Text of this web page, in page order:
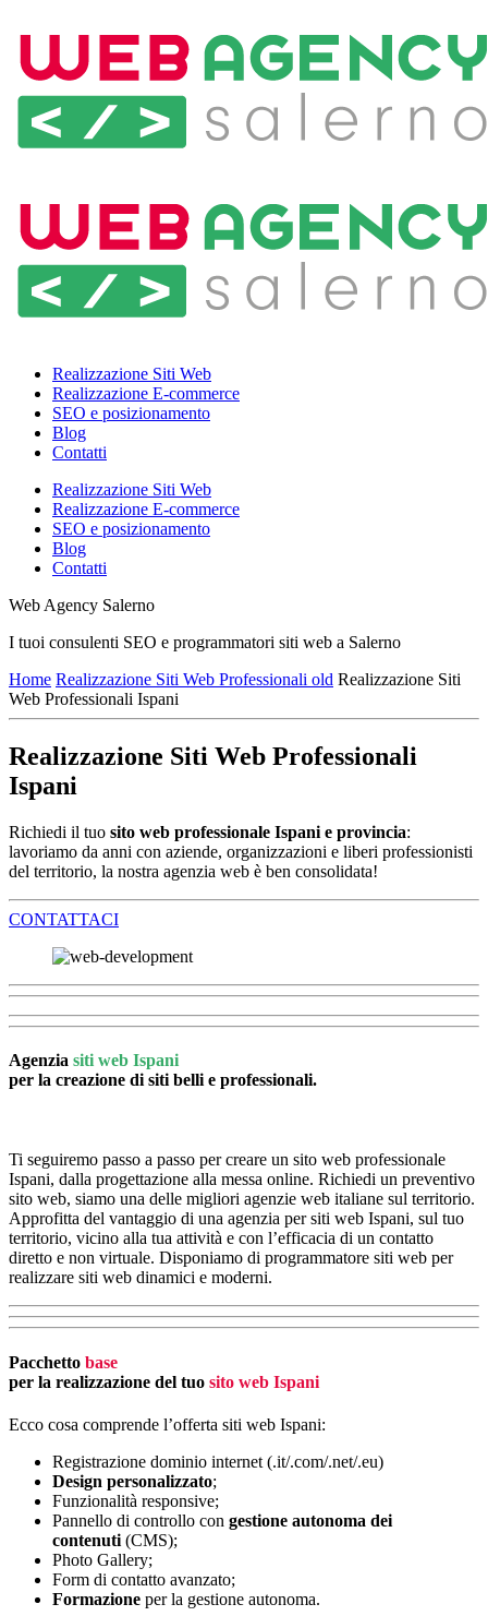
Realizzazione Siti Web
Realizzazione E-commerce
SEO e posizionamento
Blog
Contatti
Realizzazione Siti Web
Realizzazione E-commerce
SEO e posizionamento
Blog
Contatti
Web Agency Salerno
I tuoi consulenti SEO e programmatori siti web a Salerno
Home Realizzazione Siti Web Professionali old Realizzazione Siti
Web Professionali Ispani
Realizzazione Siti Web Professionali
Ispani
Richiedi il tuo sito web professionale Ispani e provincia:
lavoriamo da anni con aziende, organizzazioni e liberi professionisti
del territorio, la nostra agenzia web è ben consolidata!
CONTATTACI
Agenzia siti web Ispani
per la creazione di siti belli e professionali.
Ti seguiremo passo a passo per creare un sito web professionale
Ispani, dalla progettazione alla messa online. Richiedi un preventivo
sito web, siamo una delle migliori agenzie web italiane sul territorio.
Approfitta del vantaggio di una agenzia per siti web Ispani, sul tuo
territorio, vicino alla tua attività e con l’efficacia di un contatto
diretto e non virtuale. Disponiamo di programmatore siti web per
realizzare siti web dinamici e moderni.
Pacchetto base
per la realizzazione del tuo sito web Ispani
Ecco cosa comprende l’offerta siti web Ispani:
Registrazione dominio internet (.it/.com/.net/.eu)
Design personalizzato;
Funzionalità responsive;
Pannello di controllo con gestione autonoma dei
contenuti (CMS);
Photo Gallery;
Form di contatto avanzato;
Formazione per la gestione autonoma.